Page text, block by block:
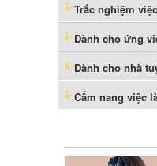
Trắc nghiệm
Dành cho ứng
Dành cho nhà
Cẩm nang việc